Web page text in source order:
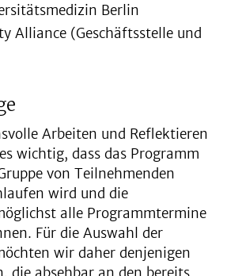
Berlin
Alliance (Geschäftsstelle und
Arbeiten und Reflektieren
wichtig, dass das Programm
von Teilnehmenden
wird und die
alle Programmtermine
Für die Auswahl der
wir daher denjenigen